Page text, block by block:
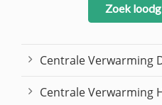
Zoek
Centrale Verwarming
Centrale Verwarming